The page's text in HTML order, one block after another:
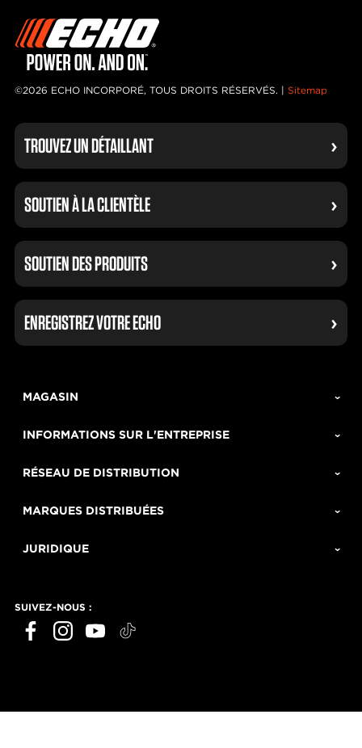
©2026 ECHO INCORPORÉ, TOUS DROITS RÉSERVÉS. | Sitemap
TROUVEZ UN DÉTAILLANT
SOUTIEN À LA CLIENTÈLE
SOUTIEN DES PRODUITS
ENREGISTREZ VOTRE ECHO
MAGASIN
INFORMATIONS SUR L'ENTREPRISE
RÉSEAU DE DISTRIBUTION
MARQUES DISTRIBUÉES
JURIDIQUE
SUIVEZ-NOUS :